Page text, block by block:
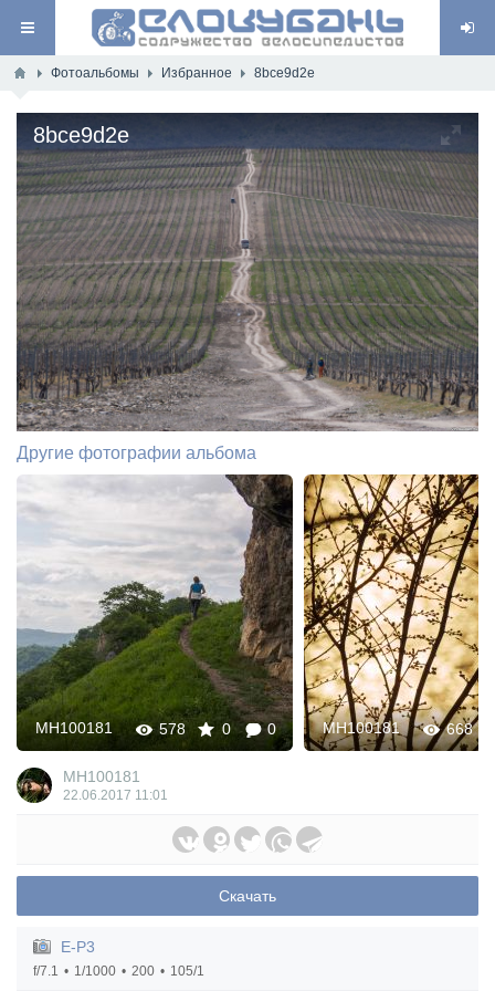
Фотоальбомы Избранное 8bce9d2e
8bce9d2e
Другие фотографии альбома
578 0 0
MH100181 668
MH100181
MH100181
22.06.2017 11:01
Скачать
E-P3
f/7.1 1/1000 200 105/1